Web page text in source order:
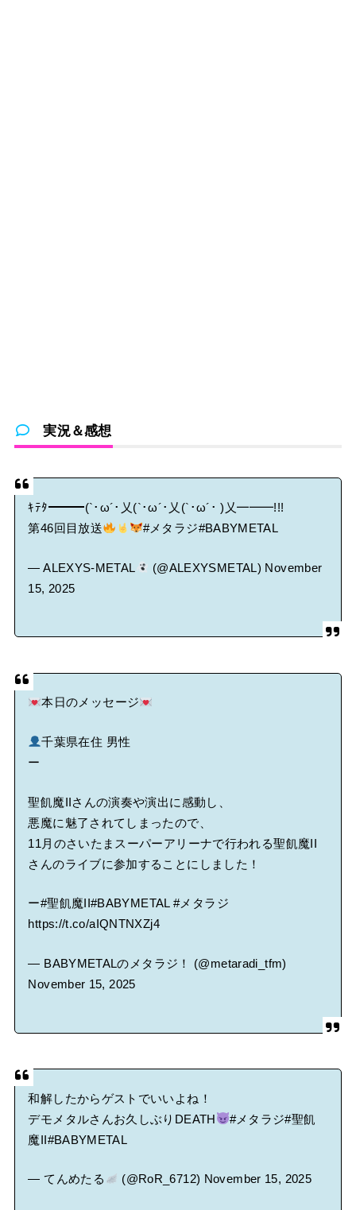
実況＆感想
ｷﾃﾀ━━━(`･ω´･乂(`･ω´･乂(`･ω´･ )乂━━━!!!
第46回目放送
#メタラジ#BABYMETAL
— ALEXYS-METAL (@ALEXYSMETAL) November
15, 2025
本日のメッセージ
千葉県在住 男性
ー
聖飢魔IIさんの演奏や演出に感動し、
悪魔に魅了されてしまったので、
11月のさいたまスーパーアリーナで行われる聖飢魔II
さんのライブに参加することにしました！
ー#聖飢魔II #BABYMETAL #メタラジ
https://t.co/aIQNTNXZj4
— BABYMETALのメタラジ！ (@metaradi_tfm)
November 15, 2025
和解したからゲストでいいよね！
デモメタルさんお久しぶりDEATH
#メタラジ#聖飢
魔II #BABYMETAL
— てんめたる (@RoR_6712) November 15, 2025